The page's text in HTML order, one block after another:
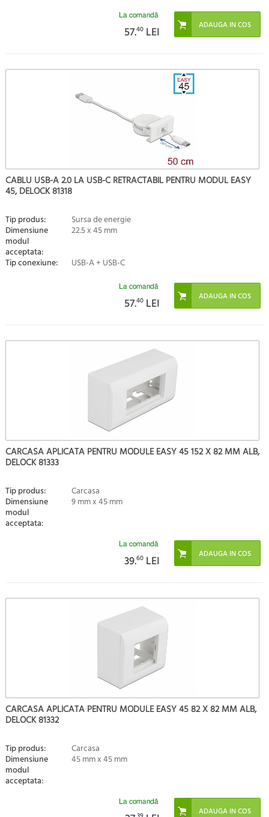
La comandă
57.40 LEI
CABLU USB-A 2.0 LA USB-C RETRACTABIL PENTRU MODUL EASY
45, DELOCK 81318
Tip produs: Sursa de energie
Dimensiune
modul
acceptata:
22.5 x 45 mm
Tip conexiune: USB-A + USB-C
La comandă
57.40 LEI
CARCASA APLICATA PENTRU MODULE EASY 45 152 X 82 MM ALB,
DELOCK 81333
Tip produs: Carcasa
Dimensiune
modul
acceptata:
9 mm x 45 mm
La comandă
39.60 LEI
CARCASA APLICATA PENTRU MODULE EASY 45 82 X 82 MM ALB,
DELOCK 81332
Tip produs: Carcasa
Dimensiune
modul
acceptata:
45 mm x 45 mm
La comandă